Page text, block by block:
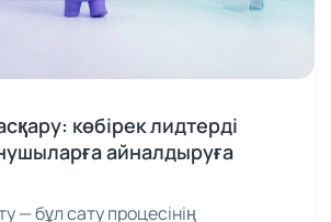
көбірек лидтерді
айналдыруға